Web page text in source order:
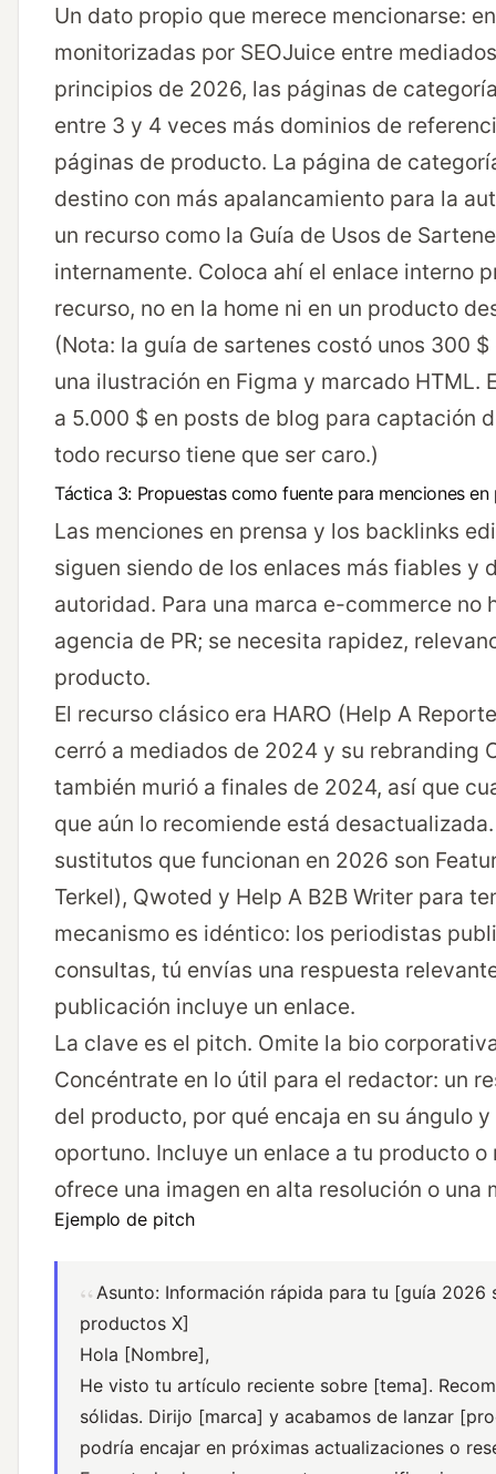
Un dato propio que merece mencionarse:
monitorizadas por SEOJuice entre
principios de 2026, las páginas de
entre 3 y 4 veces más dominios de
páginas de producto. La página de
destino con más apalancamiento para la
un recurso como la Guía de Usos de
internamente. Coloca ahí el enlace interno
recurso, no en la home ni en un producto
(Nota: la guía de sartenes costó unos 300 $
una ilustración en Figma y marcado HTML.
a 5.000 $ en posts de blog para captación
todo recurso tiene que ser caro.)
Táctica 3: Propuestas como fuente para menciones en
Las menciones en prensa y los backlinks
siguen siendo de los enlaces más fiables y
autoridad. Para una marca e-commerce no
agencia de PR; se necesita rapidez,
producto.
El recurso clásico era HARO (Help A
cerró a mediados de 2024 y su rebranding
también murió a finales de 2024, así que
que aún lo recomiende está
sustitutos que funcionan en 2026 son
Terkel), Qwoted y Help A B2B Writer para
mecanismo es idéntico: los periodistas
consultas, tú envías una respuesta
publicación incluye un enlace.
La clave es el pitch. Omite la bio
Concéntrate en lo útil para el redactor: un
del producto, por qué encaja en su ángulo
oportuno. Incluye un enlace a tu producto o
ofrece una imagen en alta resolución o una
Ejemplo de pitch
Asunto: Información rápida para tu [guía 2026
productos X]
Hola [Nombre],
He visto tu artículo reciente sobre [tema].
sólidas. Dirijo [marca] y acabamos de lanzar
podría encajar en próximas actualizaciones o